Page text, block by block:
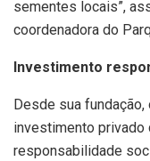
sementes locais”,
coordenadora do
Investimento
Desde sua
investimento
responsabilidade